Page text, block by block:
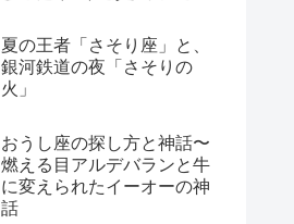
夏の王者「さそり座」と、
銀河鉄道の夜「さそりの
火」
おうし座の探し方と神話〜
燃える目アルデバランと牛
に変えられたイーオーの神
話